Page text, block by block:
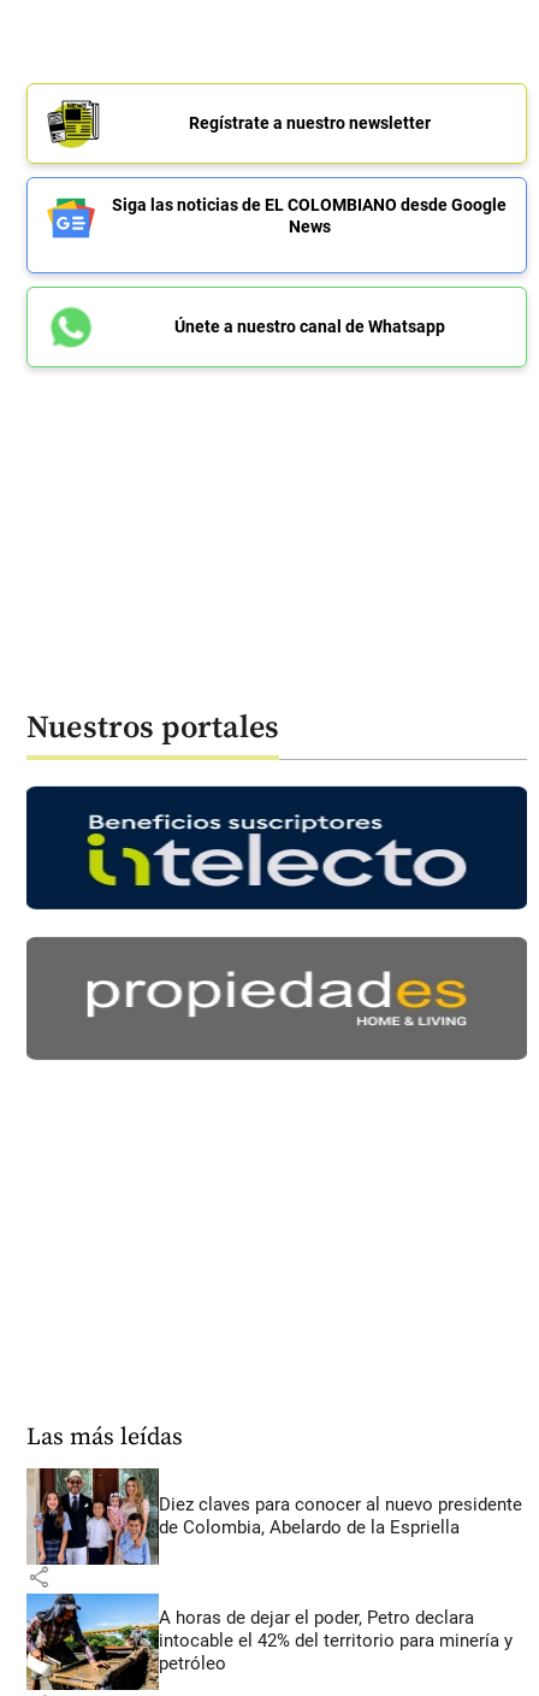
Regístrate a nuestro newsletter
Siga las noticias de EL COLOMBIANO desde Google
News
Únete a nuestro canal de Whatsapp
Nuestros portales
Las más leídas
Diez claves para conocer al nuevo presidente
de Colombia, Abelardo de la Espriella
share
A horas de dejar el poder, Petro declara
intocable el 42% del territorio para minería y
petróleo